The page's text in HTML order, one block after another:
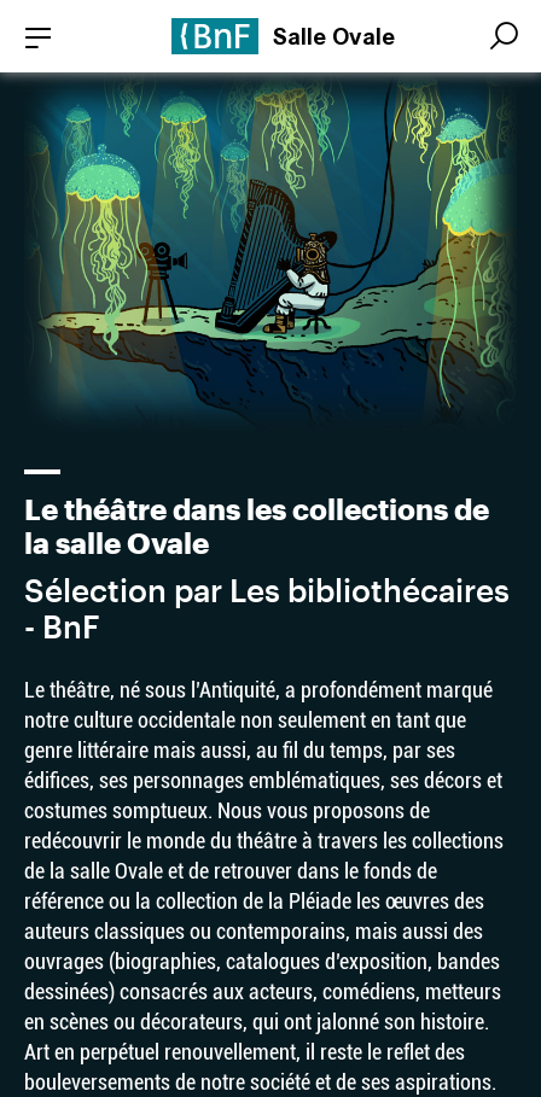
contenu
principal
Salle Ovale Search
Search
Le théâtre dans les collections de
la salle Ovale
Sélection par Les bibliothécaires
- BnF
Le théâtre, né sous l’Antiquité, a profondément marqué
notre culture occidentale non seulement en tant que
genre littéraire mais aussi, au fil du temps, par ses
édifices, ses personnages emblématiques, ses décors et
costumes somptueux. Nous vous proposons de
redécouvrir le monde du théâtre à travers les collections
de la salle Ovale et de retrouver dans le fonds de
référence ou la collection de la Pléiade les œuvres des
auteurs classiques ou contemporains, mais aussi des
ouvrages (biographies, catalogues d’exposition, bandes
dessinées) consacrés aux acteurs, comédiens, metteurs
en scènes ou décorateurs, qui ont jalonné son histoire.
Art en perpétuel renouvellement, il reste le reflet des
bouleversements de notre société et de ses aspirations.
Panneau de gestion des cookies